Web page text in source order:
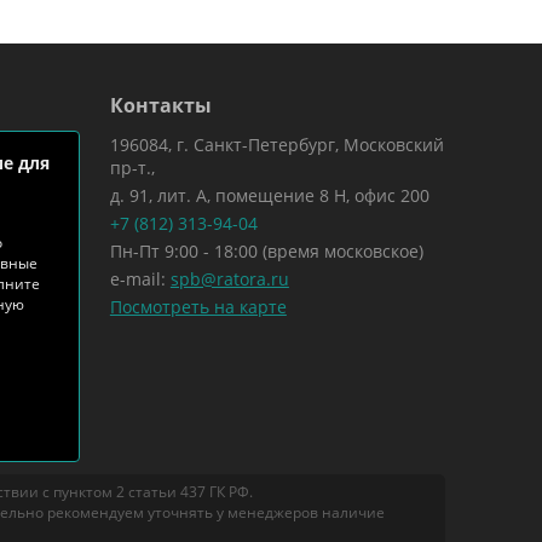
для
Контакты
196084, г. Санкт-Петербург, Московский
пр-т.,
д. 91, лит. А, помещение 8 Н, офис 200
+7 (812) 313-94-04
Пн-Пт 9:00 - 18:00 (время московское)
e-mail: spb@ratora.ru
Посмотреть на карте
с пунктом 2 статьи 437 ГК РФ.
рекомендуем уточнять у менеджеров наличие